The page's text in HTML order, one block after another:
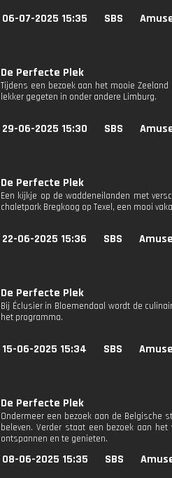
06-07-2025 15:35 SBS
De Perfecte Plek
Tijdens een bezoek aan het mooie
lekker gegeten in onder andere Limburg.
29-06-2025 15:30 SBS
De Perfecte Plek
Een kijkje op de waddeneilanden met
chaletpark Bregkoog op Texel, een mooi
22-06-2025 15:36 SBS
De Perfecte Plek
Bij Éclusier in Bloemendaal wordt de
het programma.
15-06-2025 15:34 SBS
De Perfecte Plek
Ondermeer een bezoek aan de Belgische
beleven. Verder staat een bezoek aan
ontspannen en te genieten.
08-06-2025 15:35 SBS